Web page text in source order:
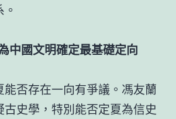
中國文明確定最基礎定向
能否存在一向有爭議。馮友蘭
史學，特別能否定夏為信史